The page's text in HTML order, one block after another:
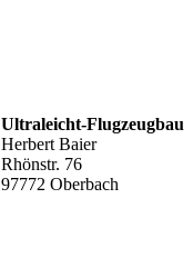
Ultraleicht-Flugzeugbau
Herbert Baier
Rhönstr. 76
97772 Oberbach